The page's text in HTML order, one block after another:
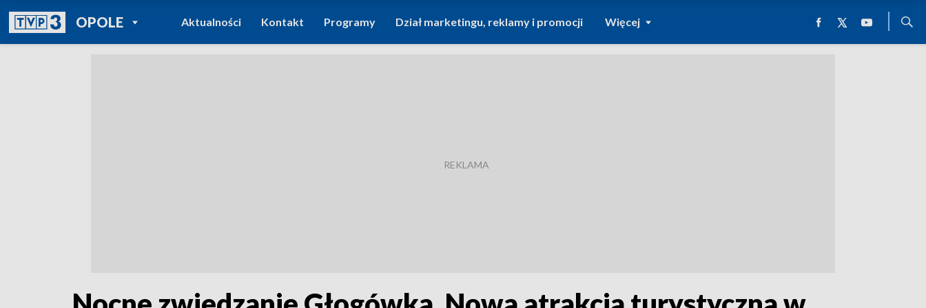
OPOLEPOWRÓT DO
TVP REGIONY
Aktualności Kontakt Programy Dział marketingu, reklamy i promocji Więcej